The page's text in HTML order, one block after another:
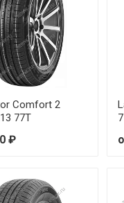
84H
84T
88T
81V
88H
Comfort 2
77T
₽